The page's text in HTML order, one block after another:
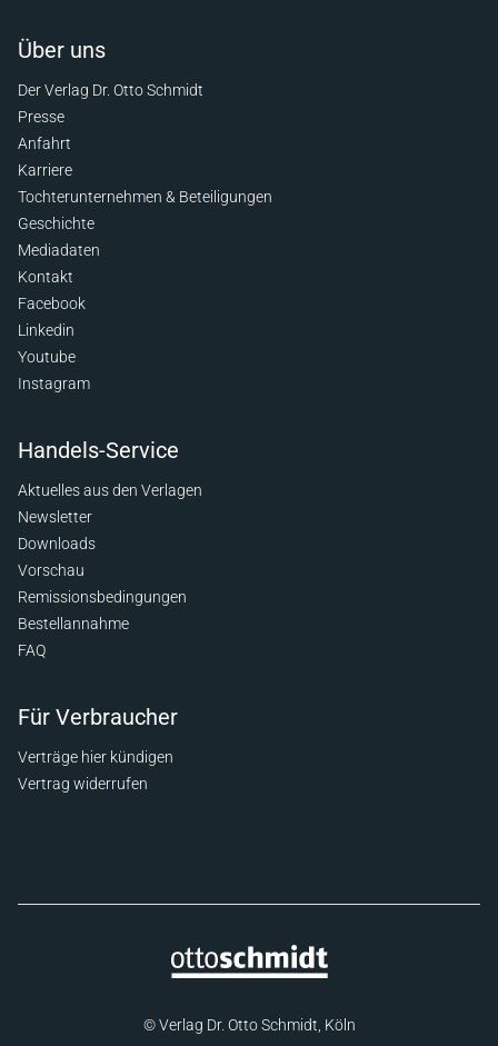
Über uns
Der Verlag Dr. Otto Schmidt
Presse
Anfahrt
Karriere
Tochterunternehmen & Beteiligungen
Geschichte
Mediadaten
Kontakt
Facebook
Linkedin
Youtube
Instagram
Handels-Service
Aktuelles aus den Verlagen
Newsletter
Downloads
Vorschau
Remissionsbedingungen
Bestellannahme
FAQ
Für Verbraucher
Verträge hier kündigen
Vertrag widerrufen
© Verlag Dr. Otto Schmidt, Köln